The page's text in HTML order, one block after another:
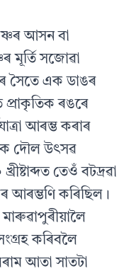
আসন বা
মূৰ্তি সজোৱা
সৈতে এক ডাঙৰ
প্ৰাকৃতিক ৰঙৰে
আৰম্ভ কৰাৰ
দৌল উৎসৱ
তেওঁ বটদ্ৰৱা
আৰম্ভণি কৰিছিল।
কৰিবলৈ
আতা সাতটা